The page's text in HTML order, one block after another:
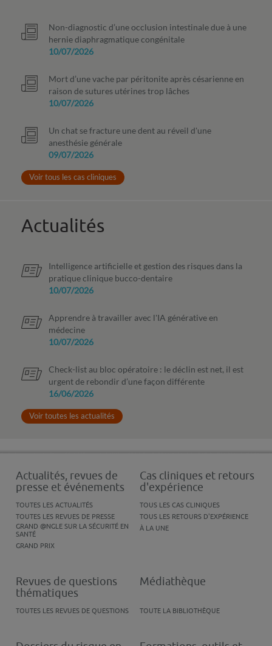
Non-diagnostic d’une occlusion intestinale due à une
hernie diaphragmatique congénitale
10/07/2026
Mort d’une vache par péritonite après césarienne en
raison de sutures utérines trop lâches
10/07/2026
Un chat se fracture une dent au réveil d'une
anesthésie générale
09/07/2026
Voir tous les cas cliniques
Actualités
Intelligence artificielle et gestion des risques dans la
pratique clinique bucco-dentaire
10/07/2026
Apprendre à travailler avec l'IA générative en
médecine
10/07/2026
Check-list au bloc opératoire : le déclin est net, il est
urgent de rebondir d’une façon différente
16/06/2026
Voir toutes les actualités
Actualités, revues de
presse et événements
TOUTES LES ACTUALITÉS
TOUTES LES REVUES DE PRESSE
GRAND @NGLE SUR LA SÉCURITÉ EN
SANTÉ
GRAND PRIX
Cas cliniques et retours
d'expérience
TOUS LES CAS CLINIQUES
TOUS LES RETOURS D'EXPÉRIENCE
À LA UNE
Revues de questions
thématiques
TOUTES LES REVUES DE QUESTIONS
Médiathèque
TOUTE LA BIBLIOTHÈQUE